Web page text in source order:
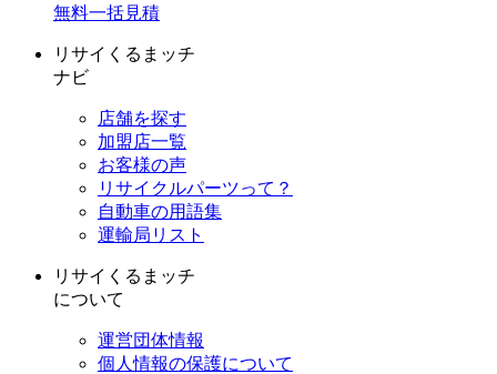
無料一括見積
リサイくるまッチ
ナビ
店舗を探す
加盟店一覧
お客様の声
リサイクルパーツって？
自動車の用語集
運輸局リスト
リサイくるまッチ
について
運営団体情報
個人情報の保護について